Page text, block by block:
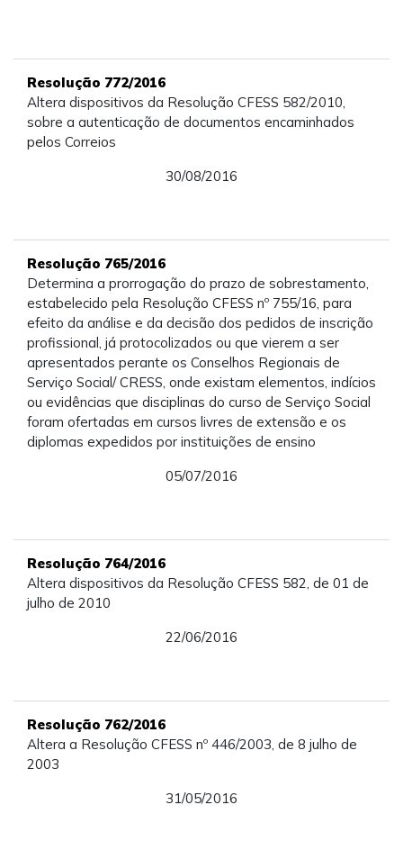
Resolução 772/2016
Altera dispositivos da Resolução CFESS 582/2010,
sobre a autenticação de documentos encaminhados
pelos Correios
30/08/2016
Resolução 765/2016
Determina a prorrogação do prazo de sobrestamento,
estabelecido pela Resolução CFESS nº 755/16, para
efeito da análise e da decisão dos pedidos de inscrição
profissional, já protocolizados ou que vierem a ser
apresentados perante os Conselhos Regionais de
Serviço Social/ CRESS, onde existam elementos, indícios
ou evidências que disciplinas do curso de Serviço Social
foram ofertadas em cursos livres de extensão e os
diplomas expedidos por instituições de ensino
05/07/2016
Resolução 764/2016
Altera dispositivos da Resolução CFESS 582, de 01 de
julho de 2010
22/06/2016
Resolução 762/2016
Altera a Resolução CFESS nº 446/2003, de 8 julho de
2003
31/05/2016